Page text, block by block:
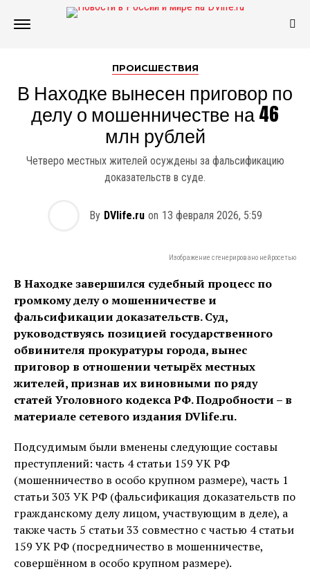
ПРОИСШЕСТВИЯ
В Находке вынесен приговор по
делу о мошенничестве на 46
млн рублей
Четверо местных жителей осуждены за фальсификацию
доказательств в суде.
By DVlife.ru on 13 февраля 2026, 5:59
Изображение сгенерировано нейросетью
В Находке завершился судебный процесс по
громкому делу о мошенничестве и
фальсификации доказательств. Суд,
руководствуясь позицией государственного
обвинителя прокуратуры города, вынес
приговор в отношении четырёх местных
жителей, признав их виновными по ряду
статей Уголовного кодекса РФ. Подробности – в
материале сетевого издания DVlife.ru.
Подсудимым были вменены следующие составы
преступлений: часть 4 статьи 159 УК РФ
(мошенничество в особо крупном размере), часть 1
статьи 303 УК РФ (фальсификация доказательств по
гражданскому делу лицом, участвующим в деле), а
также часть 5 статьи 33 совместно с частью 4 статьи
159 УК РФ (посредничество в мошенничестве,
совершённом в особо крупном размере).